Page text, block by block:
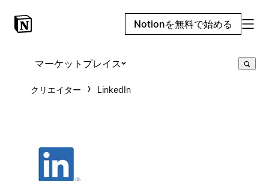
Notionを無料で始める
マーケットプレイス
クリエイター LinkedIn